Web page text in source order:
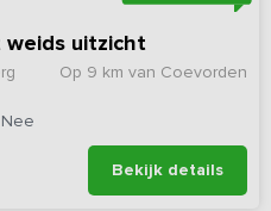
weids uitzicht
Op 9 km van Coevorden
Nee
Bekijk details